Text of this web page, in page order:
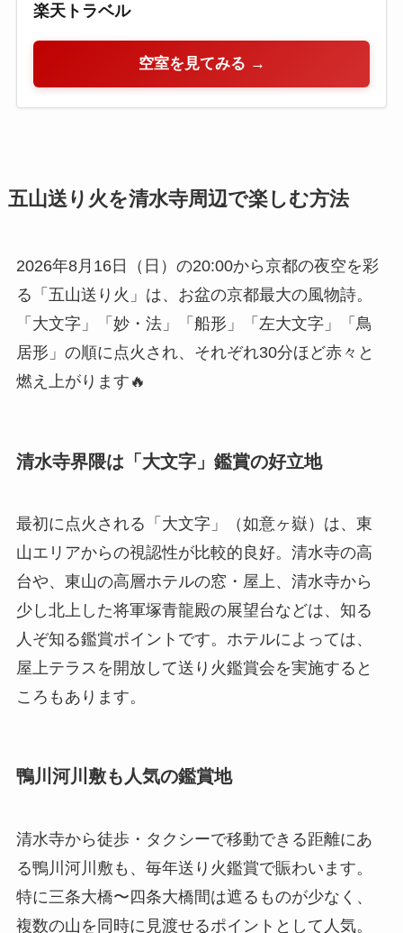
楽天トラベル
空室を見てみる →
五山送り火を清水寺周辺で楽しむ方法
2026年8月16日（日）の20:00から京都の夜空を彩
る「五山送り火」は、お盆の京都最大の風物詩。
「大文字」「妙・法」「船形」「左大文字」「鳥
居形」の順に点火され、それぞれ30分ほど赤々と
燃え上がります🔥
清水寺界隈は「大文字」鑑賞の好立地
最初に点火される「大文字」（如意ヶ嶽）は、東
山エリアからの視認性が比較的良好。清水寺の高
台や、東山の高層ホテルの窓・屋上、清水寺から
少し北上した将軍塚青龍殿の展望台などは、知る
人ぞ知る鑑賞ポイントです。ホテルによっては、
屋上テラスを開放して送り火鑑賞会を実施すると
ころもあります。
鴨川河川敷も人気の鑑賞地
清水寺から徒歩・タクシーで移動できる距離にあ
る鴨川河川敷も、毎年送り火鑑賞で賑わいます。
特に三条大橋〜四条大橋間は遮るものが少なく、
複数の山を同時に見渡せるポイントとして人気。